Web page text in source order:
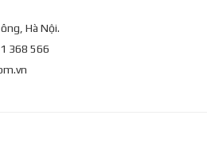
Hà Nội.
368 566